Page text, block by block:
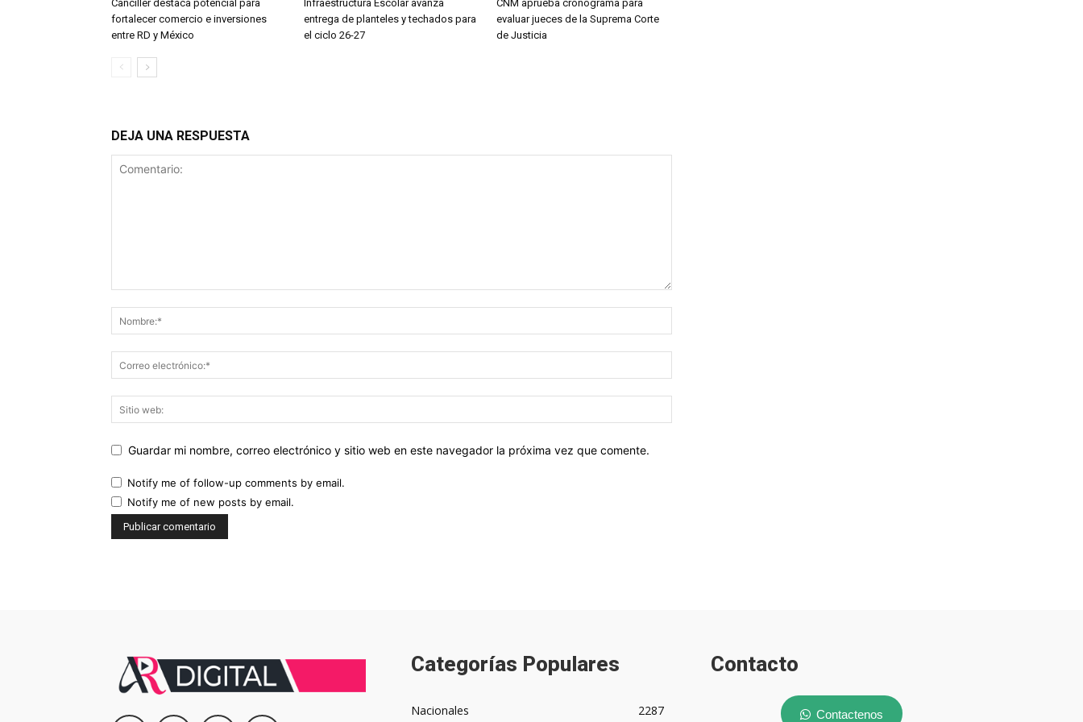
Canciller destaca potencial para
fortalecer comercio e inversiones
entre RD y México
Infraestructura Escolar avanza
entrega de planteles y techados para
el ciclo 26-27
CNM aprueba cronograma para
evaluar jueces de la Suprema Corte
de Justicia
DEJA UNA RESPUESTA
Guardar mi nombre, correo electrónico y sitio web en este navegador la próxima vez que comente.
Notify me of follow-up comments by email.
Notify me of new posts by email.
Categorías Populares
Nacionales 2287
Contacto
Contactenos